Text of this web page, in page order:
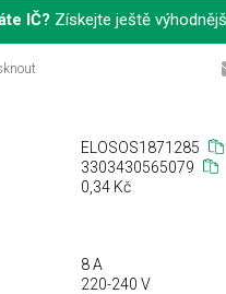
IČ? Získejte ještě
ELOSOS1871285
3303430565079
0,34 Kč
8 A
220-240 V